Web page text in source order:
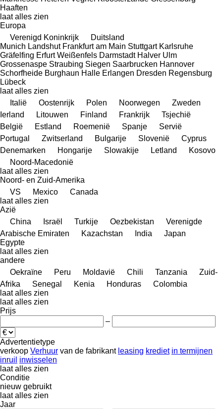
Haaften
laat alles zien
Europa
Verenigd Koninkrijk
Duitsland
Munich Landshut Frankfurt am Main Stuttgart Karlsruhe
Gräfelfing Erfurt Weißenfels Darmstadt Halver Ulm
Grossenaspe Straubing Siegen Saarbrucken Hannover
Schorfheide Burghaun Halle Erlangen Dresden Regensburg
Lübeck
laat alles zien
Italië
Oostenrijk Polen Noorwegen
Zweden
Ierland
Litouwen Finland Frankrijk
Tsjechië
België
Estland Roemenië Spanje
Servië
Portugal
Zwitserland Bulgarije Slovenië
Cyprus
Denemarken
Hongarije Slowakije Letland
Kosovo
Noord-Macedonië
laat alles zien
Noord- en Zuid-Amerika
VS
Mexico
Canada
laat alles zien
Azië
China
Israël Turkije Oezbekistan
Verenigde
Arabische Emiraten
Kazachstan India
Japan
Egypte
laat alles zien
andere
Oekraïne
Peru Moldavië Chili Tanzania
Zuid-
Afrika
Senegal Kenia Honduras
Colombia
laat alles zien
laat alles zien
Prijs
–
Advertentietype
verkoop Verhuur van de fabrikant leasing krediet in termijnen
inruil inwisselen
laat alles zien
Conditie
nieuw gebruikt
laat alles zien
Jaar